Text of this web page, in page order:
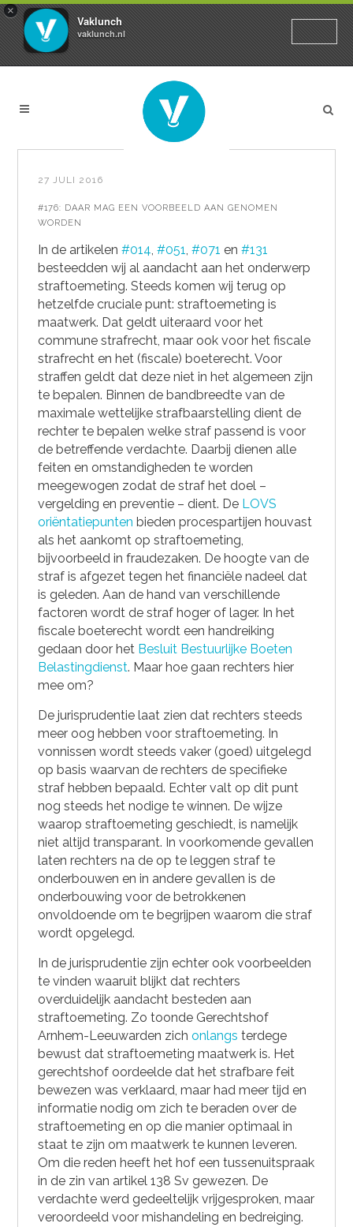
×
Vaklunch
vaklunch.nl
27 JULI 2016
#176: DAAR MAG EEN VOORBEELD AAN GENOMEN
WORDEN
In de artikelen#014,#051,#071 en#131
besteedden wij al aandacht aan het onderwerp
straftoemeting. Steeds komen wij terug op
hetzelfde cruciale punt: straftoemeting is
maatwerk. Dat geldt uiteraard voor het
commune strafrecht, maar ook voor het fiscale
strafrecht en het (fiscale) boeterecht. Voor
straffen geldt dat deze niet in het algemeen zijn
te bepalen. Binnen de bandbreedte van de
maximale wettelijke strafbaarstelling dient de
rechter te bepalen welke straf passend is voor
de betreffende verdachte. Daarbij dienen alle
feiten en omstandigheden te worden
meegewogen zodat de straf het doel –
vergelding en preventie – dient. De LOVS
oriëntatiepunten bieden procespartijen houvast
als het aankomt op straftoemeting,
bijvoorbeeld in fraudezaken. De hoogte van de
straf is afgezet tegen het financiële nadeel dat
is geleden. Aan de hand van verschillende
factoren wordt de straf hoger of lager. In het
fiscale boeterecht wordt een handreiking
gedaan door het Besluit Bestuurlijke Boeten
Belastingdienst. Maar hoe gaan rechters hier
mee om?
De jurisprudentie laat zien dat rechters steeds
meer oog hebben voor straftoemeting. In
vonnissen wordt steeds vaker (goed) uitgelegd
op basis waarvan de rechters de specifieke
straf hebben bepaald. Echter valt op dit punt
nog steeds het nodige te winnen. De wijze
waarop straftoemeting geschiedt, is namelijk
niet altijd transparant. In voorkomende gevallen
laten rechters na de op te leggen straf te
onderbouwen en in andere gevallen is de
onderbouwing voor de betrokkenen
onvoldoende om te begrijpen waarom die straf
wordt opgelegd.
In de jurisprudentie zijn echter ook voorbeelden
te vinden waaruit blijkt dat rechters
overduidelijk aandacht besteden aan
straftoemeting. Zo toonde Gerechtshof
Arnhem-Leeuwarden zichonlangsterdege
bewust dat straftoemeting maatwerk is. Het
gerechtshof oordeelde dat het strafbare feit
bewezen was verklaard, maar had meer tijd en
informatie nodig om zich te beraden over de
straftoemeting en op die manier optimaal in
staat te zijn om maatwerk te kunnen leveren.
Om die reden heeft het hof een tussenuitspraak
in de zin van artikel 138 Sv gewezen. De
verdachte werd gedeeltelijk vrijgesproken, maar
veroordeeld voor mishandeling en bedreiging.